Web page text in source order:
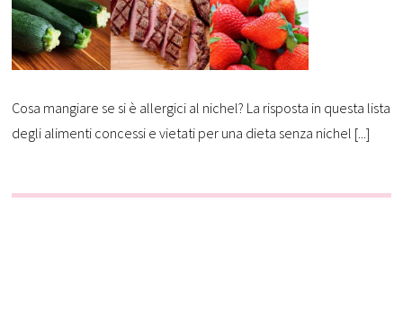
Cosa mangiare se si è allergici al nichel? La risposta in questa lista
degli alimenti concessi e vietati per una dieta senza nichel [...]